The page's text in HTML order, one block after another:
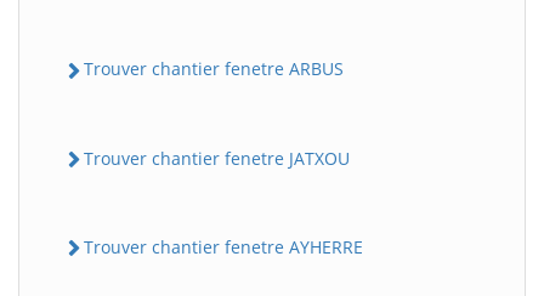
Trouver chantier fenetre ARBUS
Trouver chantier fenetre JATXOU
Trouver chantier fenetre AYHERRE